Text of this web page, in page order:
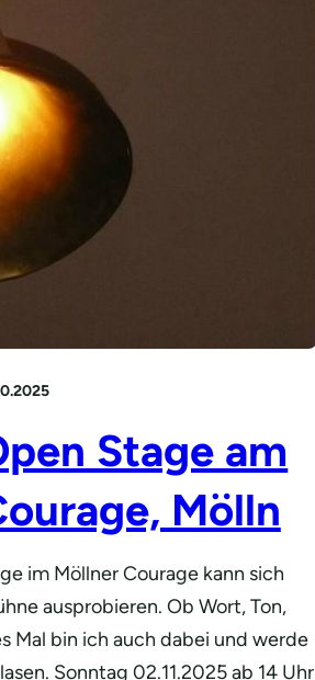
Stage am
Mölln
im Möllner Courage kann sich
ausprobieren. Ob Wort, Ton,
Mal bin ich auch dabei und werde
Sonntag 02.11.2025 ab 14 Uhr